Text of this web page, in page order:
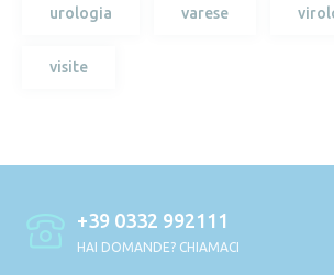
urologia varese
visite
+39 0332 992111
HAI DOMANDE? CHIAMACI